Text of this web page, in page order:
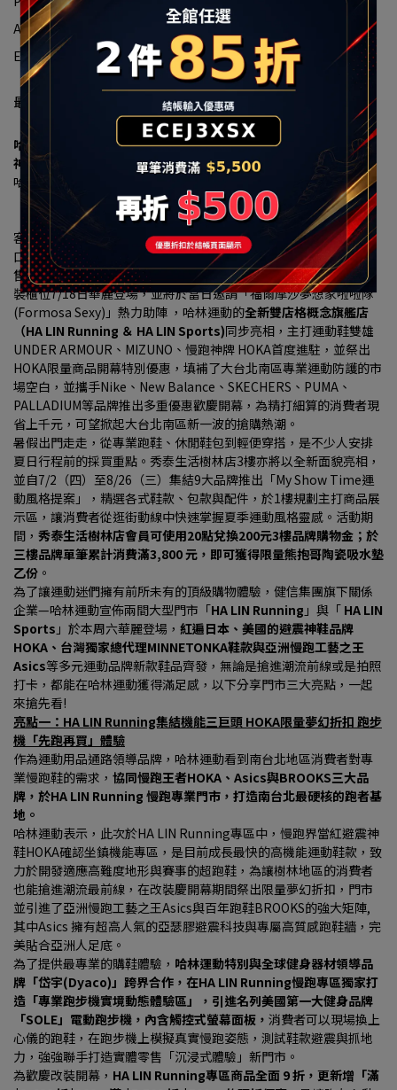
Adresse:新北市汐止區大同路一段239號16-1
Einheitliche Nummer:90322663
最新消息
哈林運動進駐秀泰生活樹林店 7/18盛大開幕 多重優惠現省上千元
神牌HOKA、UA、MIZUNO 首發登場
哈林運動獨家總代理傳奇潮鞋 MINNETONKA
「小籠包、珍珠奶茶」聯名神鞋限量開搶、再送限定配色鞋帶
【2026 年7月16日，台北訊】大台北南區的慢跑愛好者、運動穿搭
客與家庭消費者注意！看好新北樹林生活圈持續發展，以及居住人
口穩定成長帶動的消費需求，秀泰生活樹林店攜手台灣運動用品零
售通路領導品牌「哈林運動」（HA LIN），打造3F近300坪商場改
裝櫃位7/18日華麗登場，並將於當日邀請「福爾摩沙夢想家啦啦隊
(Formosa Sexy)」熱力助陣 ，哈林運動的全新雙店格概念旗艦店
（HA LIN Running ＆ HA LIN Sports)同步亮相，主打運動鞋雙雄
UNDER ARMOUR、MIZUNO、慢跑神牌 HOKA首度進駐，並祭出
HOKA限量商品開幕特別優惠，填補了大台北南區專業運動防護的市
場空白，並攜手Nike、New Balance、SKECHERS、PUMA、
PALLADIUM等品牌推出多重優惠歡慶開幕，為精打細算的消費者現
省上千元，可望掀起大台北南區新一波的搶購熱潮。
暑假出門走走，從專業跑鞋、休閒鞋包到輕便穿搭，是不少人安排
夏日行程前的採買重點。秀泰生活樹林店3樓亦將以全新面貌亮相，
並自7/2（四）至8/26（三）集結9大品牌推出「My Show Time運
動風格提案」，精選各式鞋款、包款與配件，於1樓規劃主打商品展
示區，讓消費者從逛街動線中快速掌握夏季運動風格靈感。活動期
間， 秀泰生活樹林店會員可使用20點兌換200元3樓品牌購物金；於
三樓品牌單筆累計消費滿3,800 元，即可獲得限量熊抱哥陶瓷吸水墊
乙份 。
為了讓運動迷們擁有前所未有的頂級購物體驗，健信集團旗下關係
企業—哈林運動宣佈兩間大型門市「HA LIN Running 」與「 HA LIN
Sports 」於本周六華麗登場， 紅遍日本、美國的避震神鞋品牌
HOKA、台灣獨家總代理MINNETONKA鞋款與亞洲慢跑工藝之王
Asics等多元運動品牌新款鞋品齊發，無論是搶進潮流前線或是拍照
打卡，都能在哈林運動獲得滿足感，以下分享門市三大亮點，一起
來搶先看!
亮點一：HA LIN Running集結機能三巨頭 HOKA限量夢幻折扣 跑步
機「先跑再買」體驗
作為運動用品通路領導品牌，哈林運動看到南台北地區消費者對專
業慢跑鞋的需求， 協同慢跑王者HOKA、Asics與BROOKS三大品
牌，於HA LIN Running 慢跑專業門市，打造南台北最硬核的跑者基
地。
哈林運動表示，此次於HA LIN Running專區中，慢跑界當紅避震神
鞋HOKA確認坐鎮機能專區，是目前成長最快的高機能運動鞋款，致
力於開發適應高難度地形與賽事的超跑鞋，為讓樹林地區的消費者
也能搶進潮流最前線，在改裝慶開幕期間祭出限量夢幻折扣，門市
並引進了亞洲慢跑工藝之王Asics與百年跑鞋BROOKS的強大矩陣,
其中Asics 擁有超高人氣的亞瑟膠避震科技與專屬高質感跑鞋牆，完
美貼合亞洲人足底。
為了提供最專業的購鞋體驗， 哈林運動特別與全球健身器材領導品
牌「岱宇(Dyaco)」跨界合作，在HA LIN Running慢跑專區獨家打
造「專業跑步機實境動態體驗區」，引進名列美國第一大健身品牌
「SOLE」電動跑步機，內含觸控式螢幕面板， 消費者可以現場換上
心儀的跑鞋，在跑步機上模擬真實慢跑姿態，測試鞋款避震與抓地
力，強強聯手打造實體零售「沉浸式體驗」新門市。
為歡慶改裝開幕， HA LIN Running專區商品全面 9 折，更新增「滿